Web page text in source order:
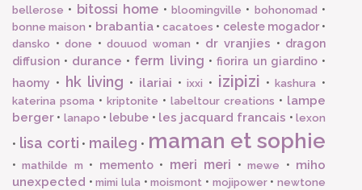
bellerose • bitossi home • bloomingville • bohonomad •
bonne maison • brabantia•cacatoes • celeste mogador•
dansko • done • douuod woman • dr vranjies • dragon
diffusion • durance • ferm living • fiorira un giardino•
haomy • hk living • ilariai •ixxi • izipizi •kashura •
katerina psoma • kriptonite • labeltour creations • lampe
berger • lanapo • lebube • les jacquard francais •lexon
• lisa corti • maileg • maman et sophie
•mathilde m • memento• meri meri •mewe • miho
unexpected •mimi lula •moismont • mojipower•newtone